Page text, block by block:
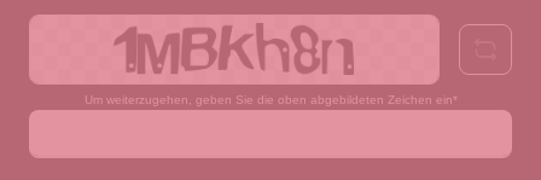
Um weiterzugehen, geben Sie die oben abgebildeten Zeichen ein*